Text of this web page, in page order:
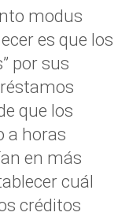
modus
es que los
por sus
que los
a horas
en más
cuál
créditos